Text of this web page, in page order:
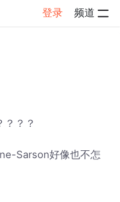
登录 频道
？？？
Sarson好像也不怎